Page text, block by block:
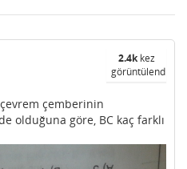
2.4kkez
görüntülendi
çemberinin
olduğuna göre, BC kaç farklı